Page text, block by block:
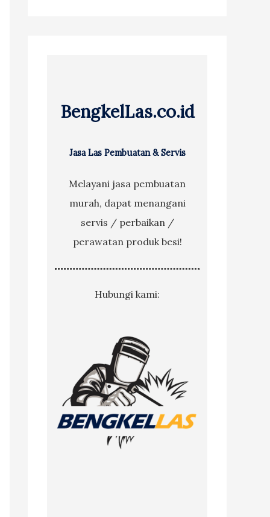
BengkelLas.co.id
Jasa Las Pembuatan & Servis
Melayani jasa pembuatan
murah, dapat menangani
servis / perbaikan /
perawatan produk besi!
Hubungi kami: